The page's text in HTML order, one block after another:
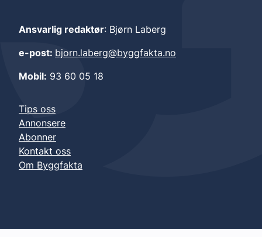
Ansvarlig redaktør: Bjørn Laberg
e-post: bjorn.laberg@byggfakta.no
Mobil: 93 60 05 18
Tips oss
Annonsere
Abonner
Kontakt oss
Om Byggfakta